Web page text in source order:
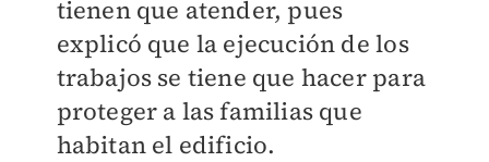
tienen que atender, pues
explicó que la ejecución de los
trabajos se tiene que hacer para
proteger a las familias que
habitan el edificio.